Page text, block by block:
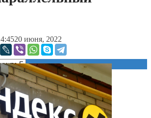
20 июня, 2022